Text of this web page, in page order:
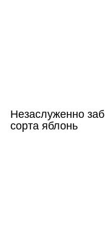
Незаслуженно
сорта яблонь